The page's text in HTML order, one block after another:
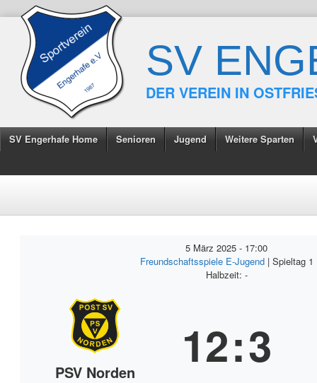
SV
DER VEREIN IN
SV Engerhafe Home Senioren Jugend Weitere Sparten
5 März 2025 - 17:00
Freundschaftsspiele E-Jugend | Spieltag 1
Halbzeit: -
PSV Norden 12:3